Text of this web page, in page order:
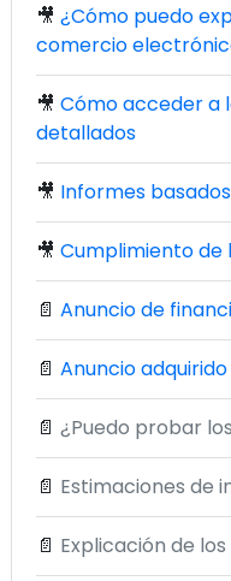
🎥 ¿Cómo puedo
comercio
🎥 Cómo acceder a
detallados
🎥 Informes
🎥 Cumplimiento de
📄 Anuncio de
📄 Anuncio adquirido
📄 ¿Puedo probar
📄 Estimaciones de
📄 Explicación de